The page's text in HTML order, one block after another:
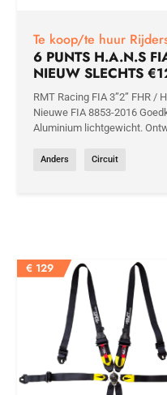
Te koop/te huur
6 PUNTS H.A.N.S
NIEUW SLECHTS
RMT Racing FIA 3”2” FHR /
Nieuwe FIA 8853-2016
Aluminium lichtgewicht.
Anders Circuit
€ 129